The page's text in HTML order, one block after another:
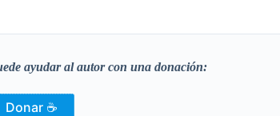
ayudar al autor con una donación:
Donar ☕